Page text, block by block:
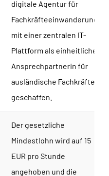
digitale Agentur für
Fachkräfteeinwanderung
mit einer zentralen IT-
Plattform als einheitliche
Ansprechpartnerin für
ausländische Fachkräfte
geschaffen.
Der gesetzliche
Mindestlohn wird auf 15
EUR pro Stunde
angehoben und die